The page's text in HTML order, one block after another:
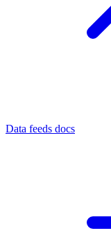
Data feeds docs